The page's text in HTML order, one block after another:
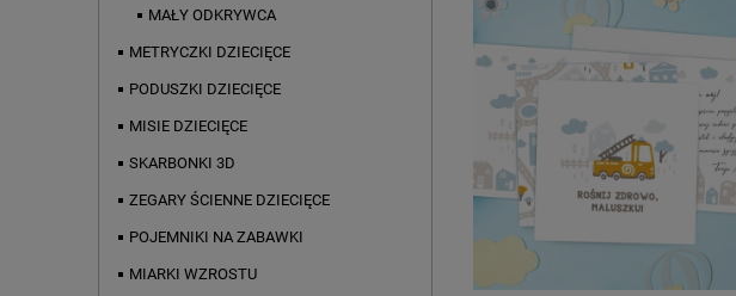
MAŁY ODKRYWCA
METRYCZKI DZIECIĘCE
PODUSZKI DZIECIĘCE
MISIE DZIECIĘCE
SKARBONKI 3D
ZEGARY ŚCIENNE DZIECIĘCE
POJEMNIKI NA ZABAWKI
MIARKI WZROSTU